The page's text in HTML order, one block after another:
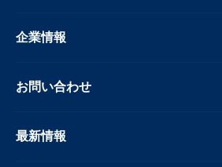
企業情報
お問い合わせ
最新情報